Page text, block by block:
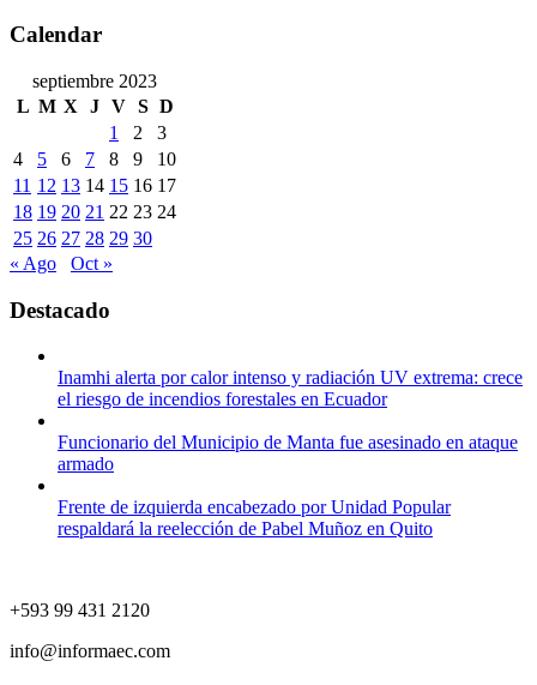
Calendar
septiembre 2023
L M X J V S D
1
2
3
4
5 6 7 8 9
10
11 12 13 14 15 16 17
18 19 20 21 22 23 24
25 26 27 28 29 30
« Ago
Oct »
Destacado
Inamhi alerta por calor intenso y radiación UV extrema: crece
el riesgo de incendios forestales en Ecuador
Funcionario del Municipio de Manta fue asesinado en ataque
armado
Frente de izquierda encabezado por Unidad Popular
respaldará la reelección de Pabel Muñoz en Quito
+593 99 431 2120
info@informaec.com